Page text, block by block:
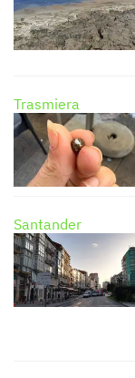
Trasmiera
Santander